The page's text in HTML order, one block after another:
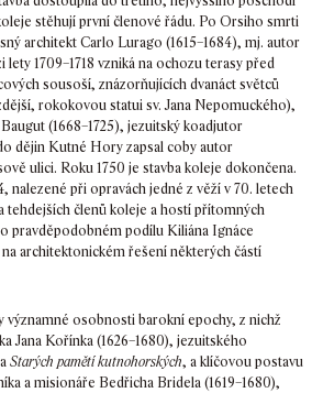
stěhují první členové řádu. Po Orsiho smrti
architekt Carlo Lurago (1615–1684), mj. autor
1709–1718 vzniká na ochozu terasy před
sousoší, znázorňujících dvanáct světců
rokokovou statui sv. Jana Nepomuckého),
(1668–1725), jezuitský koadjutor
dějin Kutné Hory zapsal coby autor
ulici. Roku 1750 je stavba koleje dokončena.
nalezené při opravách jedné z věží v 70. letech
tehdejších členů koleje a hostí přítomných
pravděpodobném podílu Kiliána Ignáce
architektonickém řešení některých částí
významné osobnosti barokní epochy, z nichž
Jana Kořínka (1626–1680), jezuitského
Starých pamětí kutnohorských, a klíčovou postavu
a misionáře Bedřicha Bridela (1619–1680),